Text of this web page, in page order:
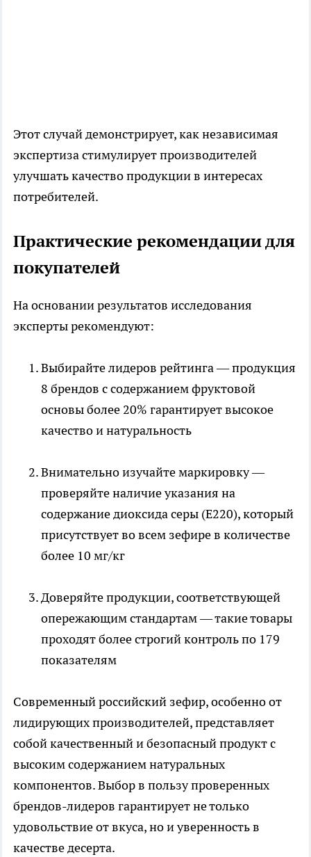
Этот случай демонстрирует, как независимая
экспертиза стимулирует производителей
улучшать качество продукции в интересах
потребителей.
Практические рекомендации для
покупателей
На основании результатов исследования
эксперты рекомендуют:
Выбирайте лидеров рейтинга — продукция
8 брендов с содержанием фруктовой
основы более 20% гарантирует высокое
качество и натуральность
Внимательно изучайте маркировку —
проверяйте наличие указания на
содержание диоксида серы (E220), который
присутствует во всем зефире в количестве
более 10 мг/кг
Доверяйте продукции, соответствующей
опережающим стандартам — такие товары
проходят более строгий контроль по 179
показателям
Современный российский зефир, особенно от
лидирующих производителей, представляет
собой качественный и безопасный продукт с
высоким содержанием натуральных
компонентов. Выбор в пользу проверенных
брендов-лидеров гарантирует не только
удовольствие от вкуса, но и уверенность в
качестве десерта.